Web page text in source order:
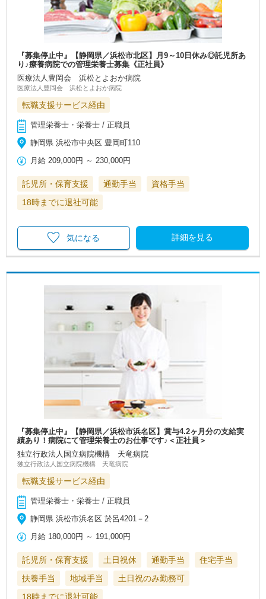
『募集停止中』【静岡県／浜松市北区】月9～10日休み◎託児所あ
り♪療養病院での管理栄養士募集《正社員》
医療法人豊岡会 浜松とよおか病院
医療法人豊岡会 浜松とよおか病院
転職支援サービス経由
管理栄養士・栄養士 / 正職員
静岡県 浜松市中央区 豊岡町110
月給 209,000円 ～230,000円
託児所・保育支援 通勤手当
資格手当
18時までに退社可能
詳細を見る
気になる
『募集停止中』【静岡県／浜松市浜名区】賞与4.2ヶ月分の支給実
績あり！病院にて管理栄養士のお仕事です♪＜正社員＞
独立行政法人国立病院機構 天竜病院
独立行政法人国立病院機構 天竜病院
転職支援サービス経由
管理栄養士・栄養士 / 正職員
静岡県 浜松市浜名区 於呂4201－2
月給 180,000円 ～ 191,000円
託児所・保育支援 土日祝休 通勤手当
住宅手当
扶養手当
地域手当
土日祝のみ勤務可
18時までに退社可能